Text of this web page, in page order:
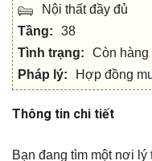
Nội thất đầy đủ
Tầng:
38
Tình trạng:
Còn hàng
Pháp lý:
Hợp đồng
Thông tin chi tiết
Bạn đang tìm một nơi